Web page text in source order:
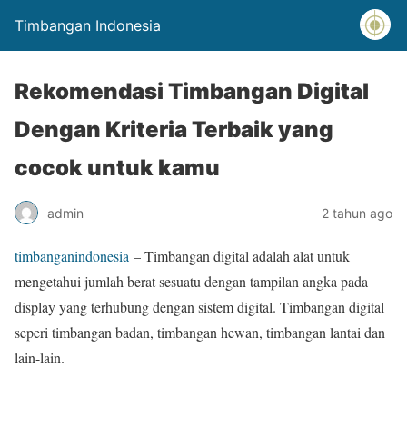
Timbangan Indonesia
Rekomendasi Timbangan Digital
Dengan Kriteria Terbaik yang
cocok untuk kamu
admin 2 tahun ago
timbanganindonesia – Timbangan digital adalah alat untuk
mengetahui jumlah berat sesuatu dengan tampilan angka pada
display yang terhubung dengan sistem digital. Timbangan digital
seperi timbangan badan, timbangan hewan, timbangan lantai dan
lain-lain.